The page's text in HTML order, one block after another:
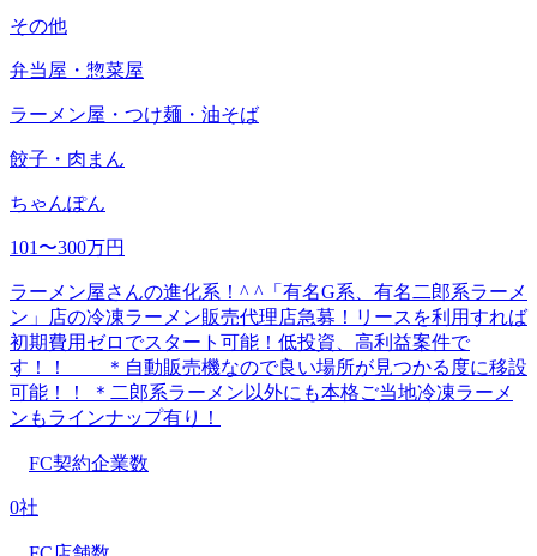
その他
弁当屋・惣菜屋
ラーメン屋・つけ麺・油そば
餃子・肉まん
ちゃんぽん
101〜300万円
ラーメン屋さんの進化系！^ ^「有名G系、有名二郎系ラーメ
ン」店の冷凍ラーメン販売代理店急募！リースを利用すれば
初期費用ゼロでスタート可能！低投資、高利益案件で
す！！ ＊自動販売機なので良い場所が見つかる度に移設
可能！！ ＊二郎系ラーメン以外にも本格ご当地冷凍ラーメ
ンもラインナップ有り！
FC契約企業数
0社